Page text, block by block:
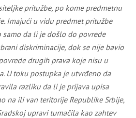
pritužbe, po kome predmetnu
Imajući u vidu predmet pritužbe
samo da li je došlo do povrede
diskriminacije, dok se nije bavio
drugih prava koje nisu u
U toku postupka je utvrđeno da
razliku da li je prijava upisa
na ili van teritorijeRepublike Srbije,
upravi tumačila kao zahtev